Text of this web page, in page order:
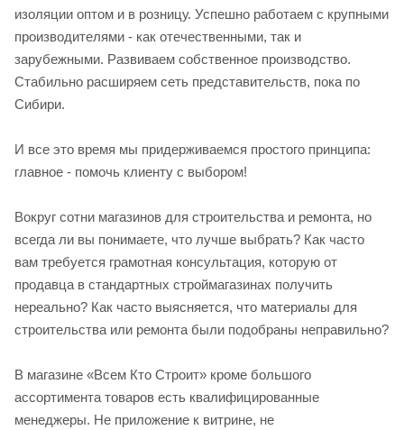
изоляции оптом и в розницу. Успешно работаем с крупными
производителями - как отечественными, так и
зарубежными. Развиваем собственное производство.
Стабильно расширяем сеть представительств, пока по
Сибири.
И все это время мы придерживаемся простого принципа:
главное - помочь клиенту с выбором!
Вокруг сотни магазинов для строительства и ремонта, но
всегда ли вы понимаете, что лучше выбрать? Как часто
вам требуется грамотная консультация, которую от
продавца в стандартных строймагазинах получить
нереально? Как часто выясняется, что материалы для
строительства или ремонта были подобраны неправильно?
В магазине «Всем Кто Строит» кроме большого
ассортимента товаров есть квалифицированные
менеджеры. Не приложение к витрине, не